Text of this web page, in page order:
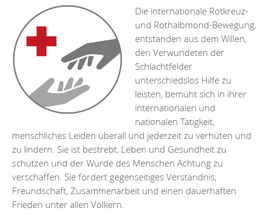
Die internationale Rotkreuz-
und Rothalbmond-Bewegung,
entstanden aus dem Willen,
den Verwundeten der
Schlachtfelder
unterschiedslos Hilfe zu
leisten, bemüht sich in ihrer
internationalen und
nationalen Tätigkeit,
menschliches Leiden überall und jederzeit zu verhüten und
zu lindern. Sie ist bestrebt, Leben und Gesundheit zu
schützen und der Würde des Menschen Achtung zu
verschaffen. Sie fördert gegenseitiges Verständnis,
Freundschaft, Zusammenarbeit und einen dauerhaften
Frieden unter allen Völkern.